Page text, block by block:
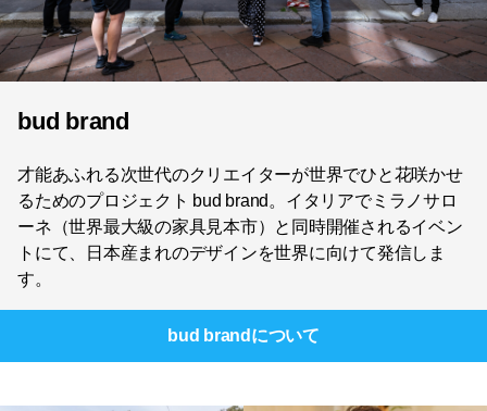
bud brand
才能あふれる次世代のクリエイターが世界でひと花咲かせ
るためのプロジェクト bud brand。イタリアでミラノサロ
ーネ（世界最大級の家具見本市）と同時開催されるイベン
トにて、日本産まれのデザインを世界に向けて発信しま
す。
bud brand について